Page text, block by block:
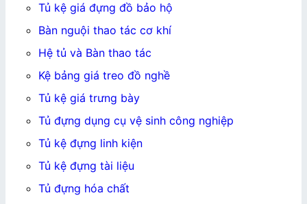
Tủ kệ giá đựng đồ bảo hộ
Bàn nguội thao tác cơ khí
Hệ tủ và Bàn thao tác
Kệ bảng giá treo đồ nghề
Tủ kệ giá trưng bày
Tủ đựng dụng cụ vệ sinh công nghiệp
Tủ kệ đựng linh kiện
Tủ kệ đựng tài liệu
Tủ đựng hóa chất